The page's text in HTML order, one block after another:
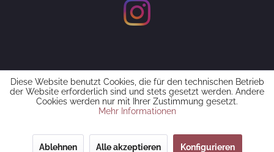
Diese Website benutzt Cookies, die für den technischen Betrieb
der Website erforderlich sind und stets gesetzt werden. Andere
Cookies werden nur mit Ihrer Zustimmung gesetzt.
Mehr Informationen
Ablehnen Alle akzeptieren Konfigurieren